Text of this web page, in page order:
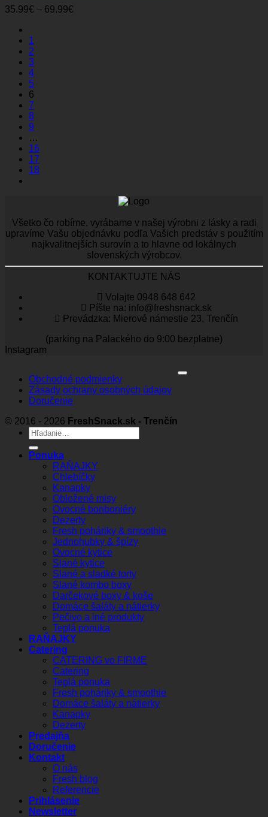
35.99€ – 69.99€
1
2
3
4
5
6
7
8
9
…
16
17
18
Všetko čo robíme, vyrábame v našej výrobni z lásky a radi
upravíme Vašu objednávku podľa Vašich predstáv s použitím
najkvalitnejších surovín a to hlavne od lokálnych
slovenských výrobcov.
KONTAKTUJTE NÁS
Volajte 0948 648 642
Píšte na: info@freshsnack.sk
Prevádzka: Mierové námestie 23, Trenčín
(parking na Palackého do 9:00 bezplatne)
Instagram
Obchodné podmienky
Zásady ochrany osobných údajov
Doručenie
© 2016 - 2026 FreshSnack.sk - Trenčín
Hľadať:
Ponuka
RAŇAJKY
Chlebíčky
Kanapky
Obložené misy
Ovocné bonboniéry
Dezerty
Fresh poháriky & smoothie
Jednohubky & špízy
Ovocné kytice
Slané kytice
Slané a sladké torty
Slané kombo boxy
Darčekové boxy & koše
Domáce šaláty a nátierky
Pečivo a iné produkty
Teplá ponuka
RAŇAJKY
Catering
CATERING vo FIRME
Catering
Teplá ponuka
Fresh poháriky & smoothie
Domáce šaláty a nátierky
Kanapky
Dezerty
Predajňa
Doručenie
Kontakt
O nás
Fresh blog
Referencie
Prihlásenie
Newsletter